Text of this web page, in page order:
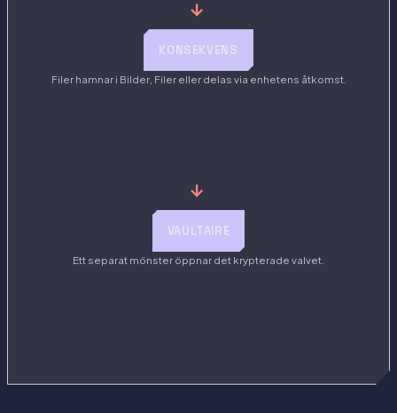
→
KONSEKVENS
Filer hamnar i Bilder, Filer eller delas via enhetens åtkomst.
→
VAULTAIRE
Ett separat mönster öppnar det krypterade valvet.